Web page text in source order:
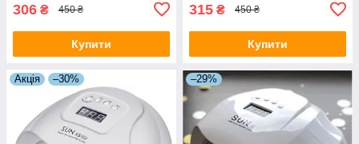
306 ₴ 450 ₴
Купити
315 ₴ 450 ₴
Купити
Акція –30% –29%